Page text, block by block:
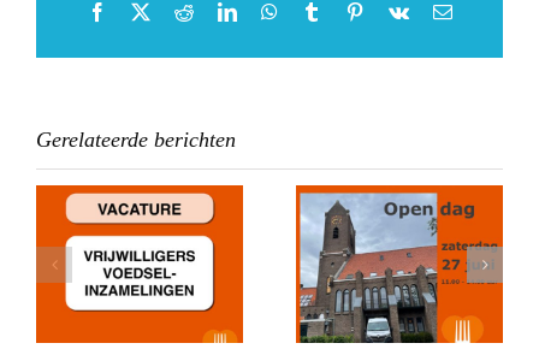
Facebook
X RedditLinkedInWhatsApp
TumblrPinterest
Vk
E-
Gerelateerde berichten
Open dag 2026
Donatie Stichting
Noodfonds
Castricum